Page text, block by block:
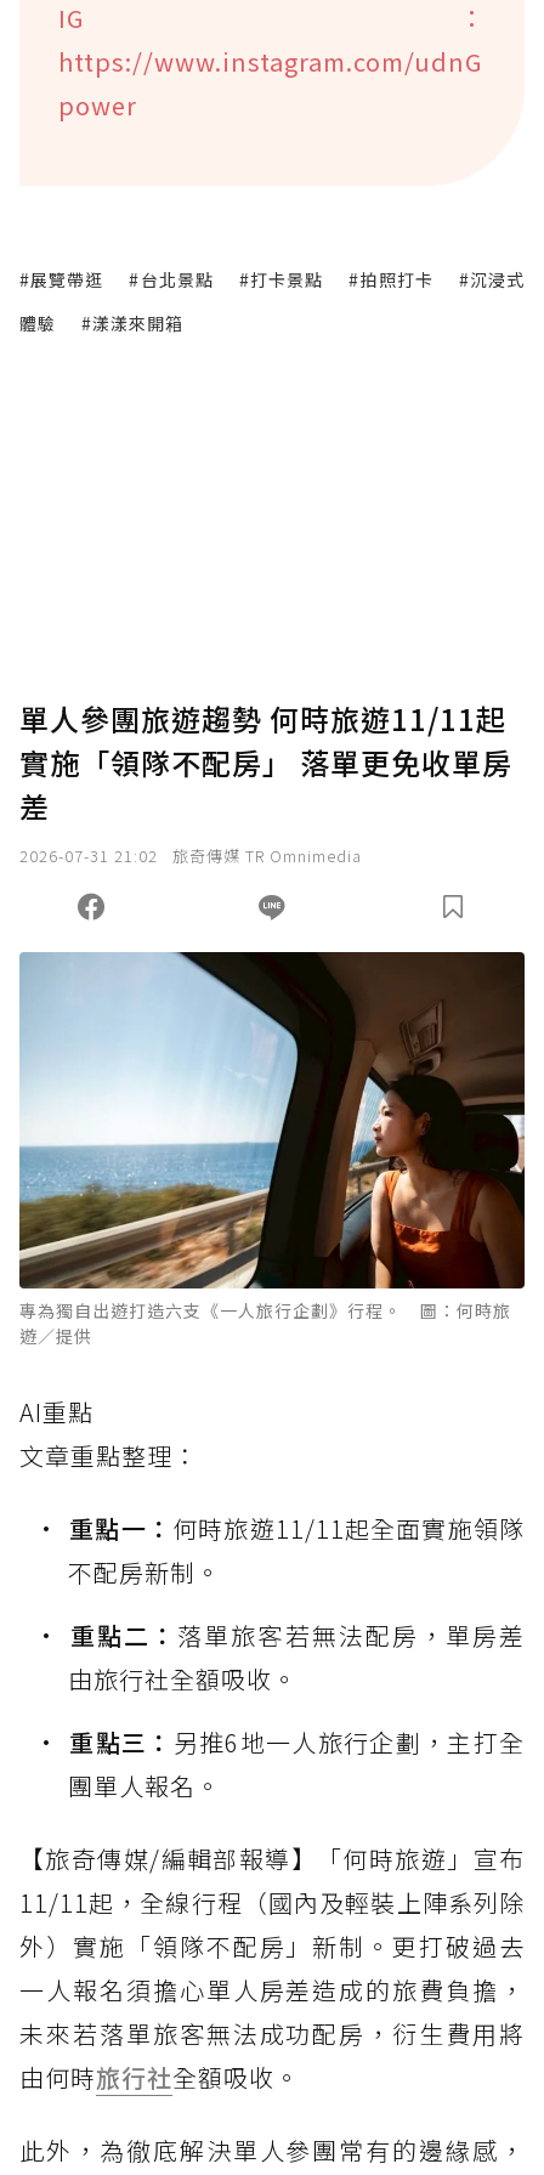
IG：
https://www.instagram.com/udnG
power
#展覽帶逛 #台北景點 #打卡景點 #拍照打卡
#沉浸式
體驗
#漾漾來開箱
單人參團旅遊趨勢 何時旅遊11/11起
實施「領隊不配房」 落單更免收單房
差
2026-07-31 21:02 旅奇傳媒 TR Omnimedia
專為獨自出遊打造六支《一人旅行企劃》行程。 圖：何時旅
遊／提供
AI重點
文章重點整理：
重點一： 何時旅遊11/11起全面實施領隊
不配房新制。
重點二： 落單旅客若無法配房，單房差
由旅行社全額吸收。
重點三： 另推6地一人旅行企劃，主打全
團單人報名。
【旅奇傳媒/編輯部報導】「何時旅遊」宣布
11/11起，全線行程（國內及輕裝上陣系列除
外）實施「領隊不配房」新制。更打破過去
一人報名須擔心單人房差造成的旅費負擔，
未來若落單旅客無法成功配房，衍生費用將
由何時旅行社全額吸收。
此外，為徹底解決單人參團常有的邊緣感，